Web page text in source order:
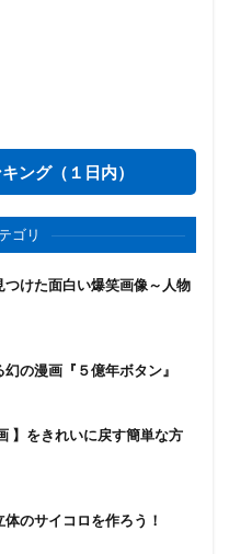
ング（１日内）
ゴリ
けた面白い爆笑画像～人物
の漫画『５億年ボタン』
】をきれいに戻す簡単な方
体のサイコロを作ろう！